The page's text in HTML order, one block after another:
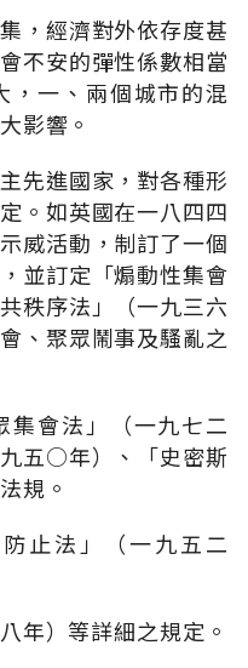
，經濟對外依存度甚
不安的彈性係數相當
，一、兩個城市的混
影響。
先進國家，對各種形
。如英國在一八四四
威活動，制訂了一個
並訂定「煽動性集會
秩序法」（一九三六
、聚眾鬧事及騷亂之
集會法」（一九七二
五○年）、「史密斯
規。
止法」（一九五二
年）等詳細之規定。